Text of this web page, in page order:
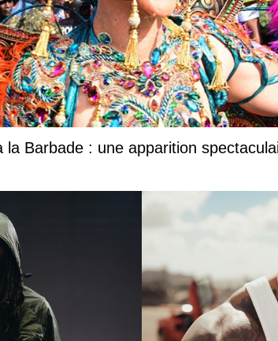
la Barbade : une apparition